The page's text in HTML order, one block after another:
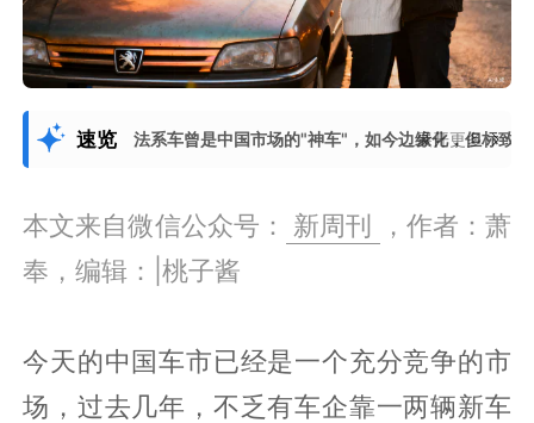
速览 法系车曾是中国市场的"神车"，如今边缘化，但标致
展开更多
本文来自微信公众号： 新周刊
，作者：萧
奉，编辑：|桃子酱
今天的中国车市已经是一个充分竞争的市
场，过去几年，不乏有车企靠一两辆新车